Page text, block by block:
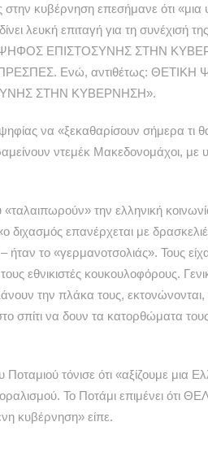
κυβέρνηση επεσήμανε ότι «μια
λευκή επιταγή για τη συνέχισή
«ΨΗΦΟΣ ΕΠΙΣΤΟΣΥΝΗΣ ΣΤΗΝ
Ενώ, αντιθέτως: ΘΕΤΙΚΗ
ΣΤΗΝ ΚΥΒΕΡΝΗΣΗ».
να «ξεκαθαρίσουν σήμερα τι
ντεμέκ Μακεδονομάχοι, με
την ελληνική
επανέρχεται με
το «γερμανοτσολιάς». Τους
εθνικιστές κουκουλοφόρους.
την πλάκα τους, εκτονώνονται,
σπίτι να δουν τα κατορθώματα
τόνισε ότι «αξίζουμε μια
Το Ποτάμι επιμένει ότι
κυβέρνηση» είπε.